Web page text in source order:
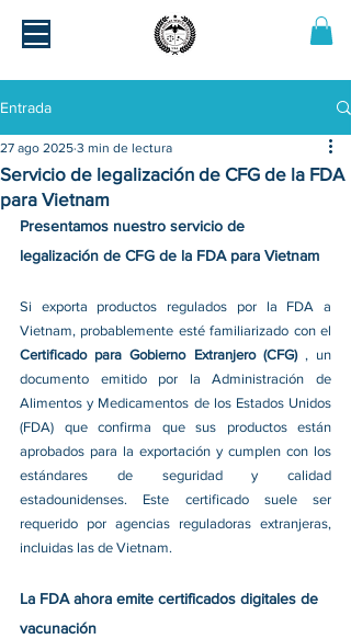
Entrada
Servicio de legalización de CFG de la FDA
para Vietnam
27 ago 2025 3 min de lectura
Presentamos nuestro servicio de
legalización de CFG de la FDA para Vietnam
Si exporta productos regulados por la FDA a
Certificado para Gobierno Extranjero (CFG) , un
documento emitido por la Administración de
Alimentos y Medicamentos de los Estados Unidos
(FDA) que confirma que sus productos están
aprobados para la exportación y cumplen con los
estándares de seguridad y calidad
estadounidenses. Este certificado suele ser
requerido por agencias reguladoras extranjeras,
incluidas las de Vietnam.
La FDA ahora emite certificados digitales de
vacunación